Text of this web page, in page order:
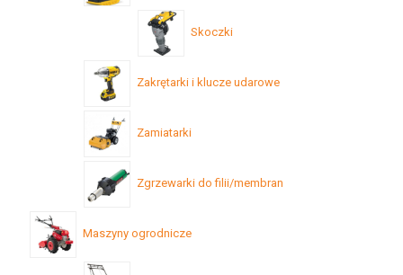
Skoczki
Zakrętarki i klucze udarowe
Zamiatarki
Zgrzewarki do filii/membran
Maszyny ogrodnicze